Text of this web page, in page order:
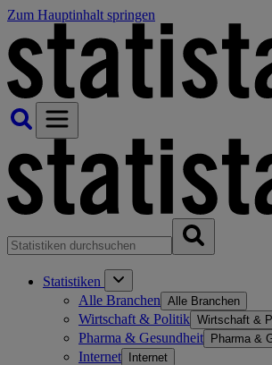
Zum Hauptinhalt springen
Statistiken
Alle Branchen Alle Branchen
Wirtschaft & Politik Wirtschaft &
Pharma & Gesundheit Pharma &
Internet Internet